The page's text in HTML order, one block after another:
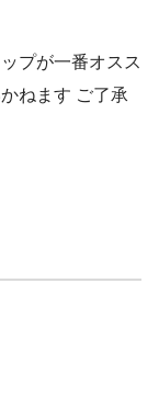
プが一番オスス
ねます ご了承